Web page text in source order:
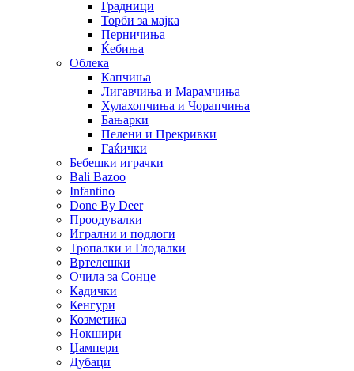
Градници
Торби за мајка
Перничиња
Ќебиња
Облека
Капчиња
Лигавчиња и Марамчиња
Хулахопчиња и Чорапчиња
Бањарки
Пелени и Прекривки
Гаќички
Бебешки играчки
Bali Bazoo
Infantino
Done By Deer
Проодувалки
Игрални и подлоги
Тропалки и Глодалки
Вртелешки
Очила за Сонце
Кадички
Кенгури
Козметика
Нокшири
Џампери
Дубаци